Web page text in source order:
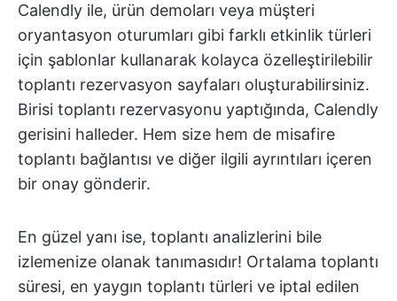
Calendly ile, ürün demoları veya müşteri
oryantasyon oturumları gibi farklı etkinlik türleri
için şablonlar kullanarak kolayca özelleştirilebilir
toplantı rezervasyon sayfaları oluşturabilirsiniz.
Birisi toplantı rezervasyonu yaptığında, Calendly
gerisini halleder. Hem size hem de misafire
toplantı bağlantısı ve diğer ilgili ayrıntıları içeren
bir onay gönderir.
En güzel yanı ise, toplantı analizlerini bile
izlemenize olanak tanımasıdır! Ortalama toplantı
süresi, en yaygın toplantı türleri ve iptal edilen